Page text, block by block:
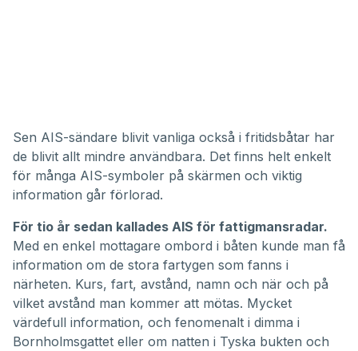
Sen AIS-sändare blivit vanliga också i fritidsbåtar har
de blivit allt mindre användbara. Det finns helt enkelt
för många AIS-symboler på skärmen och viktig
information går förlorad.
För tio år sedan kallades AIS för fattigmansradar.
Med en enkel mottagare ombord i båten kunde man få
information om de stora fartygen som fanns i
närheten. Kurs, fart, avstånd, namn och när och på
vilket avstånd man kommer att mötas. Mycket
värdefull information, och fenomenalt i dimma i
Bornholmsgattet eller om natten i Tyska bukten och